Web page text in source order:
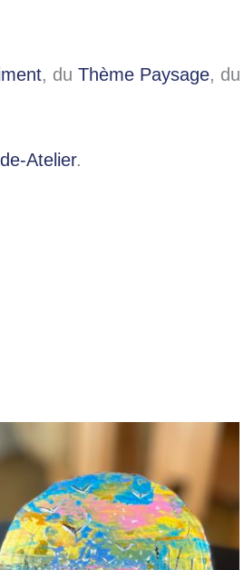
, du Thème Paysage, du
Atelier.